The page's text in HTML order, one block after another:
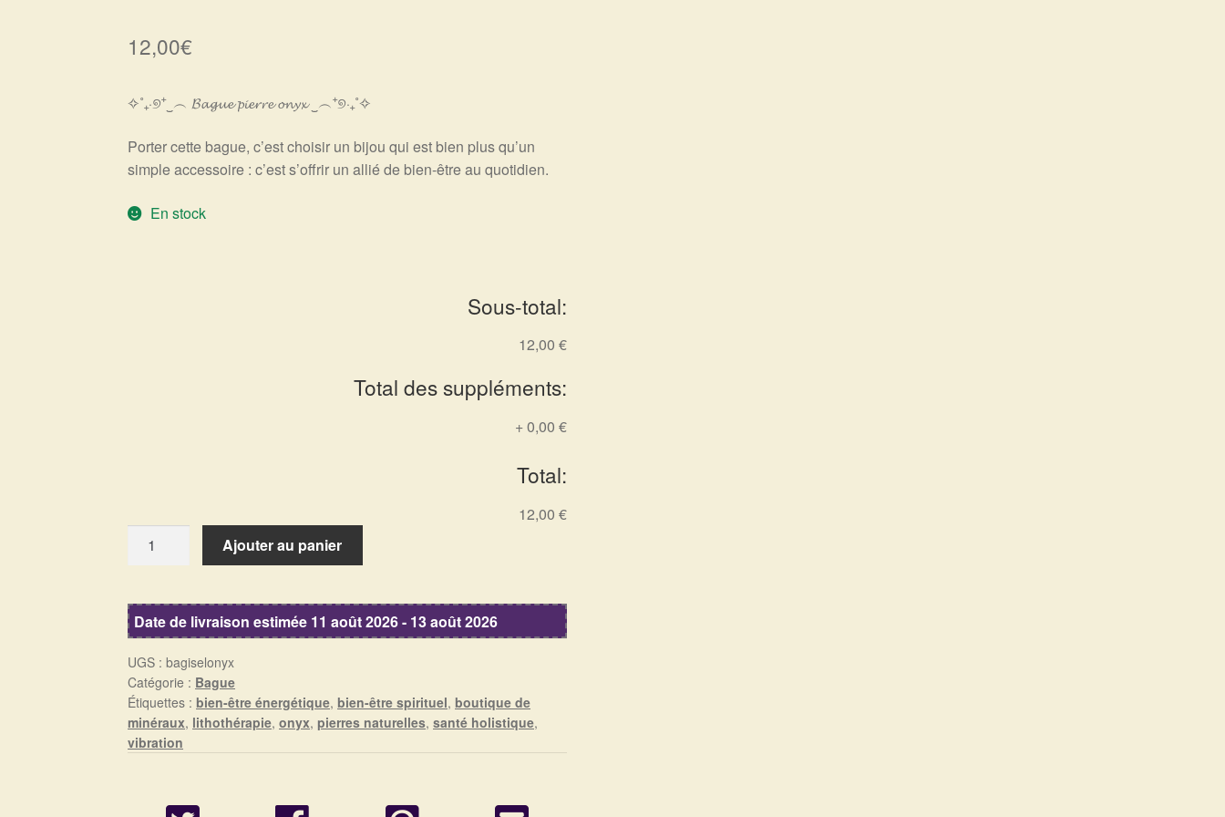
12,00€
✧˚₊‧୭⁺‿︵ 𝓑𝓪𝓰𝓾𝓮 𝓹𝓲𝓮𝓻𝓻𝓮 𝓸𝓷𝔂𝔁 ‿︵⁺୭‧₊˚✧
Porter cette bague, c’est choisir un bijou qui est bien plus qu’un
simple accessoire : c’est s’offrir un allié de bien-être au quotidien.
En stock
Sous-total:
12,00 €
Total des suppléments:
+0,00 €
Total:
12,00 €
pierre
onyx
Ajouter au panier
Date de livraison estimée 11 août 2026 - 13 août 2026
UGS :bagiselonyx
Catégorie : Bague
Étiquettes :bien-être énergétique,bien-être spirituel,boutique de
minéraux, lithothérapie,onyx,pierres naturelles,santé holistique,
vibration